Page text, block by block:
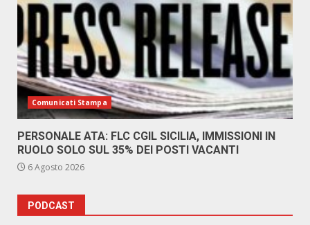
Comunicati Stampa
PERSONALE ATA: FLC CGIL SICILIA, IMMISSIONI IN
RUOLO SOLO SUL 35% DEI POSTI VACANTI
6 Agosto 2026
PODCAST